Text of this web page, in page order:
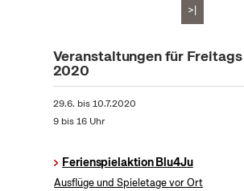
>|
Veranstaltungen für
2020
29.6. bis10.7.2020
9 bis 16 Uhr
Ferienspielaktion Blu4Ju
Ausflüge und Spieletage vor Ort